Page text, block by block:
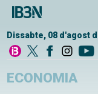
Dissabte, 08 d'agost
ECONOMIA